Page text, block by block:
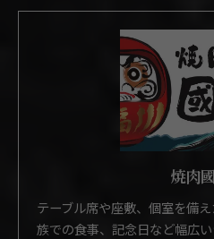
焼肉
テーブル席や座敷、個室を備
族での食事、記念日など幅広